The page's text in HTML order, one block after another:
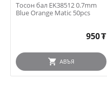
Тосон бал EK38512 0.7mm
Blue Orange Matic 50pcs
950₮
АВЪЯ